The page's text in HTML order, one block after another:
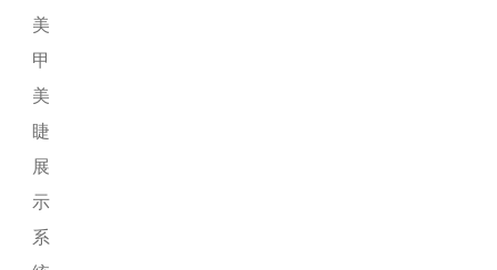
美
甲
美
睫
展
示
系